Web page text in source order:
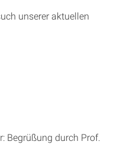
unserer aktuellen
Begrüßung durch Prof.